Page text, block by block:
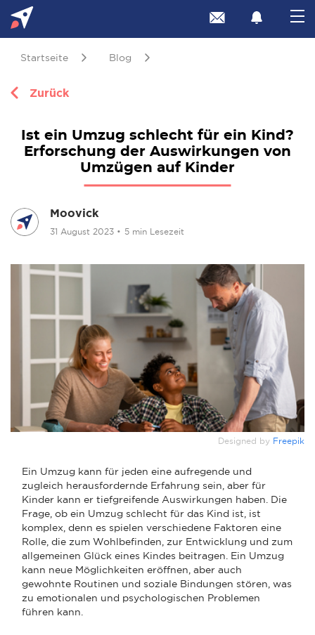
Startseite Blog
Zurück
Ist ein Umzug schlecht für ein Kind?
Erforschung der Auswirkungen von
Umzügen auf Kinder
Moovick
31 August 2023 • 5 min Lesezeit
Designed by Freepik
Ein Umzug kann für jeden eine aufregende und
zugleich herausfordernde Erfahrung sein, aber für
Kinder kann er tiefgreifende Auswirkungen haben. Die
Frage, ob ein Umzug schlecht für das Kind ist, ist
komplex, denn es spielen verschiedene Faktoren eine
Rolle, die zum Wohlbefinden, zur Entwicklung und zum
allgemeinen Glück eines Kindes beitragen. Ein Umzug
kann neue Möglichkeiten eröffnen, aber auch
gewohnte Routinen und soziale Bindungen stören, was
zu emotionalen und psychologischen Problemen
führen kann.